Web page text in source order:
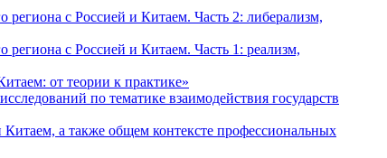
с Россией и Китаем. Часть 2: либерализм,
с Россией и Китаем. Часть 1: реализм,
от теории к практике»
по тематике взаимодействия государств
а также общем контексте профессиональных